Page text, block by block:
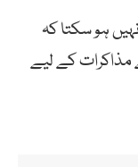
ہو سکتا کہ
مذاکرات کے لیے